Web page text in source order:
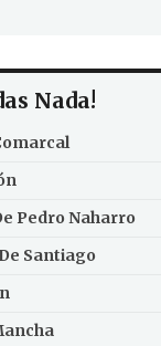
Nada!
Pedro Naharro
Santiago